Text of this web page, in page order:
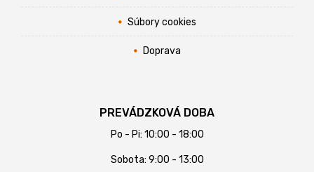
Súbory cookies
Doprava
PREVÁDZKOVÁ DOBA
Po - Pi: 10:00 - 18:00
Sobota: 9:00 - 13:00